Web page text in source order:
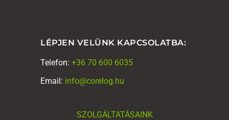
LÉPJEN VELÜNK KAPCSOLATBA:
Telefon: +36 70 600 6035
Email: info@corelog.hu
SZOLGÁLTATÁSAINK